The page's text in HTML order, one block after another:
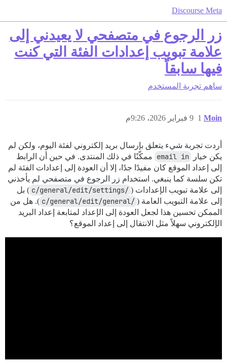
Discourse Meta
زر الرجوع في متصفحي لا يعيدني إلى
علامة تبويب إعدادات الفئة التي كنت
فيها سابقاً
ساهم تجربة المستخدم
Moin 9 فبراير 2026، 9:26م 1
أردت تجربة شيء يتعلق بإرسال بريد إلكتروني لفئة اليوم، ولكن لم
يكن خيار
email in ممكّنًا في ذلك المنتدى. في حين أن الرابط
إلى إعداد الموقع كان مفيدًا جدًا، إلا أن العودة إلى إعدادات الفئة لم
تكن سلسة كما ينبغي. استخدام زر الرجوع في متصفحي لم يأخذني
إلى علامة تبويب الإعدادات ( /c/general/edit/settings
) بل
إلى علامة التبويب العامة ( /c/general/edit/general
). هل من
الممكن تحسين هذا لجعل العودة إلى الإعداد لمتابعة إعداد البريد
الإلكتروني سهلاً مثل الانتقال إلى إعداد الموقع؟